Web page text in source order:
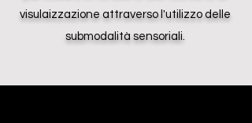
visulaizzazione attraverso l'utilizzo delle
submodalità sensoriali.